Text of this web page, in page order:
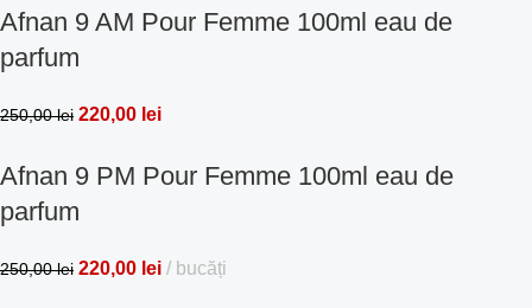
Afnan 9 AM Pour Femme 100ml eau de
parfum
250,00lei 220,00 lei
Afnan 9 PM Pour Femme 100ml eau de
parfum
250,00lei 220,00 lei bucăți